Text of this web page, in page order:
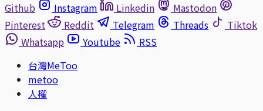
Github
Instagram Linkedin
Mastodon
Pinterest
Reddit Telegram Threads
Tiktok
Whatsapp
Youtube
RSS
台灣MeToo
metoo
人權